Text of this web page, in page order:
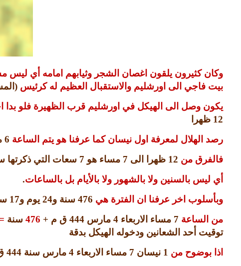
وكان كثيرون يلقون اغصان الشجر وثيابهم امامه أي
بيت فاجي الى اورشليم والاستقبال العظيم له كرئيس (
يكون وصل الى الهيكل في اورشليم قرب الظهيرة فلو بدا
12 ظهرا
رصد الهلال لمعرفة اول نيسان كما عرفنا هو يتم الساعة 6
فالفرق من 12 ظهرا الى 7 مساء هو 7 سعات التي ذكرتها
أي ليس بالسنين ولا بالشهور ولا بالأيام بل بالساعات.
وبأسلوب اخر عرفنا ان الفترة هي 476 سنة و24 يوم و17
من الساعة 7 مساء الاربعاء 4 مارس 444 ق م +
476 سنة =
توقيت أحد الشعانين ودخوله الهيكل بدقة
اذا بوضوح من 1 نيسان 7 مساء الاربعاء 4 مارس سنة 444